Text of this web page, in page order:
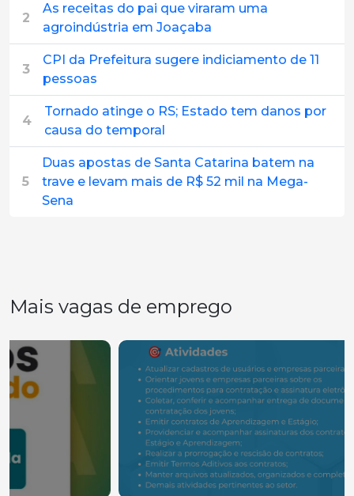
2
As receitas do pai que viraram uma
agroindústria em Joaçaba
3
CPI da Prefeitura sugere indiciamento de 11
pessoas
4
Tornado atinge o RS; Estado tem danos por
causa do temporal
5
Duas apostas de Santa Catarina batem na
trave e levam mais de R$ 52 mil na Mega-
Sena
Mais vagas de emprego